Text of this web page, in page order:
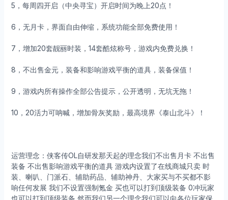
5，每周四开启（中央寻宝）开启时间为晚上20点！
6，无月卡，界面自由伸缩，系统功能全部免费使用！
7，增加20套靓丽时装，14套酷炫称号，游戏内免费兑换！
8，不出售金元，装备和影响游戏平衡的道具，装备保值！
9，游戏内所有操作全部公告提示，公开透明，无坑无拖！
10，20活力可呐喊，增加骨灰奖励，最高境界《泰山北斗》！
运营理念：侠客传OL自研发那天起的理念我们不出售月卡 不出售
装备 不出售影响游戏平衡的道具 游戏内设置了在线商城只卖 时
装、喇叭、门派石、辅助药品、辅助神丹、大家买与不买都不影
响任何发展 我们不设置强制氪金 买也可以打到顶级装备 0冲玩家
也可以打到顶级装备 然而我们另一个理念我们可以向各位玩家保